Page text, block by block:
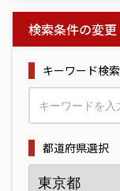
検索条件の変更
キーワード検索
都道府県選択